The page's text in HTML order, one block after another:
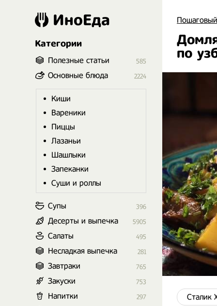
по
Сталик
ИноЕда
Категории
Полезные статьи 585
Основные блюда 2224
Киши
Вареники
Пиццы
Лазаньи
Шашлыки
Запеканки
Суши и роллы
Супы 396
Десерты и выпечка 5905
Салаты 495
Несладкая выпечка 281
Завтраки 765
Закуски 753
Напитки 297